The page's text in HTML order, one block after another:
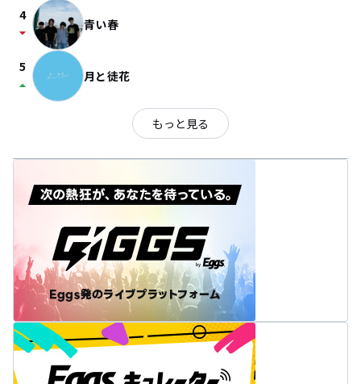
4
arrow_drop_down 青い春
5
arrow_drop_up 月と徒花
もっと見る